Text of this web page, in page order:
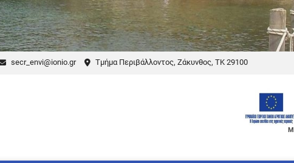
secr_envi@ionio.gr Τμήμα Περιβάλλοντος, Ζάκυνθος, ΤΚ 29100